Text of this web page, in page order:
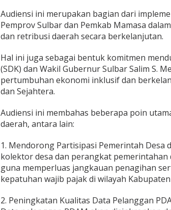
P
e
m
u
g
u
t
n
a
j
k
d
a
n
R
t
r
Audiensi ini merupakan bagian dari
Pemprov Sulbar dan Pemkab Mamasa
dan retribusi daerah secara berkelanjutan.
Hal ini juga sebagai bentuk komitmen
(SDK) dan Wakil Gubernur Sulbar Salim S.
pertumbuhan ekonomi inklusif dan
dan Sejahtera.
Audiensi ini membahas beberapa poin
daerah, antara lain:
1. Mendorong Partisipasi Pemerintah Desa
kolektor desa dan perangkat
guna memperluas jangkauan penagihan
kepatuhan wajib pajak di wilayah
2. Peningkatan Kualitas Data Pelanggan